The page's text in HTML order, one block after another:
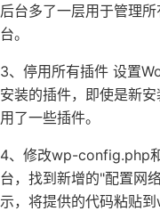
后台多了一层用于管理
台。
3、停用所有插件 设置
安装的插件，即使是新
用了一些插件。
4、修改wp-config.php
台，找到新增的"配置网
示，将提供的代码粘贴